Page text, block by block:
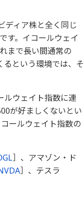
ディア株と全く同じ
す。イコールウェイ
まで長い間通常の
るという環境では、そ
ルウェイト指数に連
が好ましくないとい
ールウェイト指数の
］、アマゾン・ド
］、テスラ